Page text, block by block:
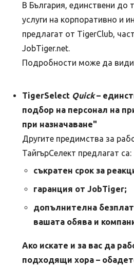
В България, единствени до
услуги на корпоративно и
предлагат от TigerClub,
JobTiger.net.
Подробности може да
TigerSelect Quick–
подбор на персонал на
при назначаване"
Другите предимства за
ТайгърСелект предлагат са:
съкратен срок за
гаранция от JobTiger;
допълнителна
вашата обява и
Ако искате и за вас да
подходящи хора –